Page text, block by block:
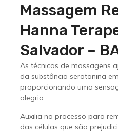
Massagem
Hanna
Salvador –
As técnicas de massagens
da substância serotonina
proporcionando uma
alegria.
Auxilia no processo para
das células que são